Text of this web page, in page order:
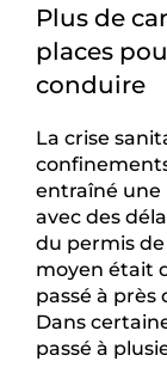
Plus de
places
conduire
La crise
entraîné une
avec des
du permis
moyen était
passé à près
Dans
passé à